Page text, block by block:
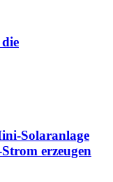
Solaranlage
erzeugen